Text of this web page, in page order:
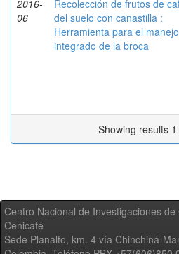
2016-
06
Recolección de frutos de
del suelo con canastilla :
Herramienta para el manejo
integrado de la broca
Showing results
Centro Nacional de Investigaciones
Cenicafé
Sede Planalto, km. 4 vía Chinchiná-